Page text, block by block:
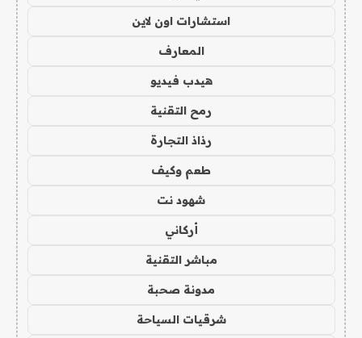
استشارات اون لاين
المعارف
هيدب فيديو
رمح التقنية
رذاذ التجارة
طعم وكيف
شهود نت
أركاني
مباشر التقنية
مدونة صحبة
شرقيات السياحة